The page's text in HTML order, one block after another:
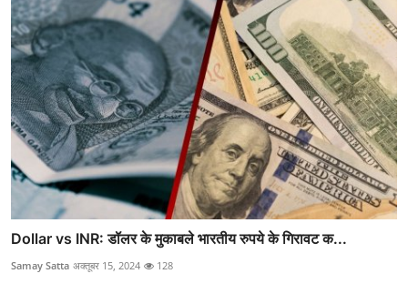
Dollar vs INR: डॉलर के मुकाबले भारतीय रुपये के गिरावट क...
Samay Satta अक्तूबर 15, 2024 128